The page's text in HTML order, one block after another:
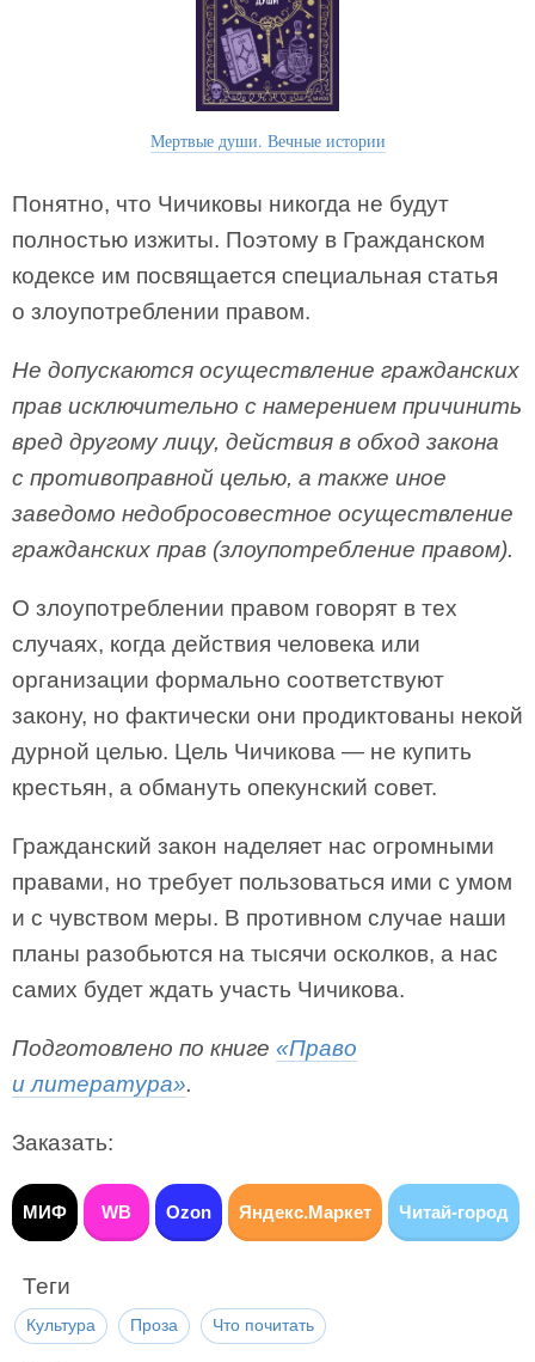
Мертвые души. Вечные истории
Понятно, что Чичиковы никогда не будут
полностью изжиты. Поэтому в Гражданском
кодексе им посвящается специальная статья
о злоупотреблении правом.
Не допускаются осуществление гражданских
прав исключительно с намерением причинить
вред другому лицу, действия в обход закона
с противоправной целью, а также иное
заведомо недобросовестное осуществление
гражданских прав (злоупотребление правом).
О злоупотреблении правом говорят в тех
случаях, когда действия человека или
организации формально соответствуют
закону, но фактически они продиктованы некой
дурной целью. Цель Чичикова — не купить
крестьян, а обмануть опекунский совет.
Гражданский закон наделяет нас огромными
правами, но требует пользоваться ими с умом
и с чувством меры. В противном случае наши
планы разобьются на тысячи осколков, а нас
самих будет ждать участь Чичикова.
Подготовлено по книге «Право
и литература».
Заказать:
МИФ WB Ozon Яндекс.Маркет Читай-город
Теги
Культура Проза Что почитать